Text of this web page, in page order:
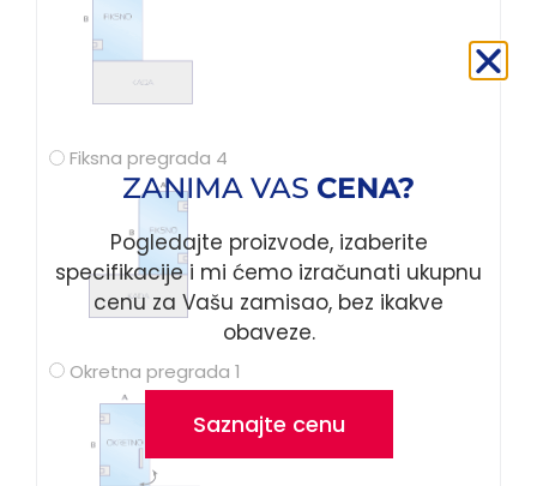
Fiksna pregrada 4
Okretna pregrada 1
ZANIMA VAS CENA?
Pogledajte proizvode, izaberite
specifikacije i mi ćemo izračunati ukupnu
cenu za Vašu zamisao, bez ikakve
obaveze.
Saznajte cenu